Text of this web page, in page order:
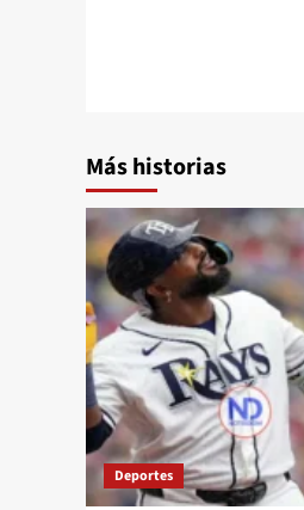
Más historias
Deportes